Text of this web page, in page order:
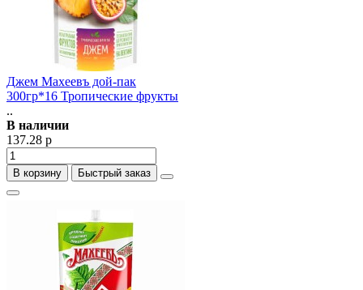
Джем Махеевъ дой-пак
300гр*16 Тропические фрукты
..
В наличии
137.28 р
В корзину Быстрый заказ